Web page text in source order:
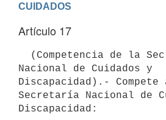
CUIDADOS
Artículo 17
Nacional de Cuidados y
Discapacidad).-
Secretaría Nacional de
Discapacidad: